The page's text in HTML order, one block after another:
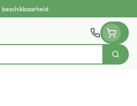
beschikbaarheid
Zoek